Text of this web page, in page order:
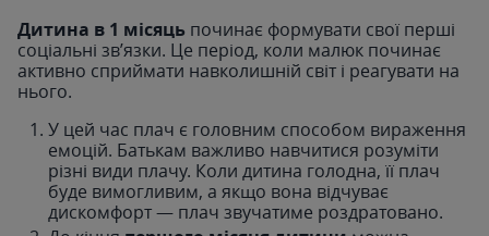
Дитина в 1 місяць починає формувати свої перші
соціальні зв’язки. Це період, коли малюк починає
активно сприймати навколишній світ і реагувати на
нього.
У цей час плач є головним способом вираження
емоцій. Батькам важливо навчитися розуміти
різні види плачу. Коли дитина голодна, її плач
буде вимогливим, а якщо вона відчуває
дискомфорт — плач звучатиме роздратовано.